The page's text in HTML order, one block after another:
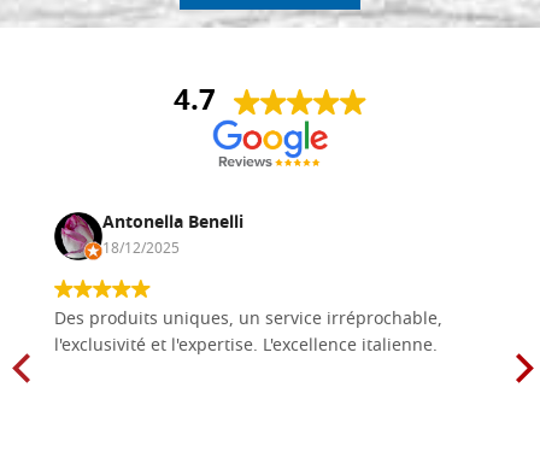
4.7
Antonella Benelli
18/12/2025
Des produits uniques, un service irréprochable,
l'exclusivité et l'expertise. L'excellence italienne.